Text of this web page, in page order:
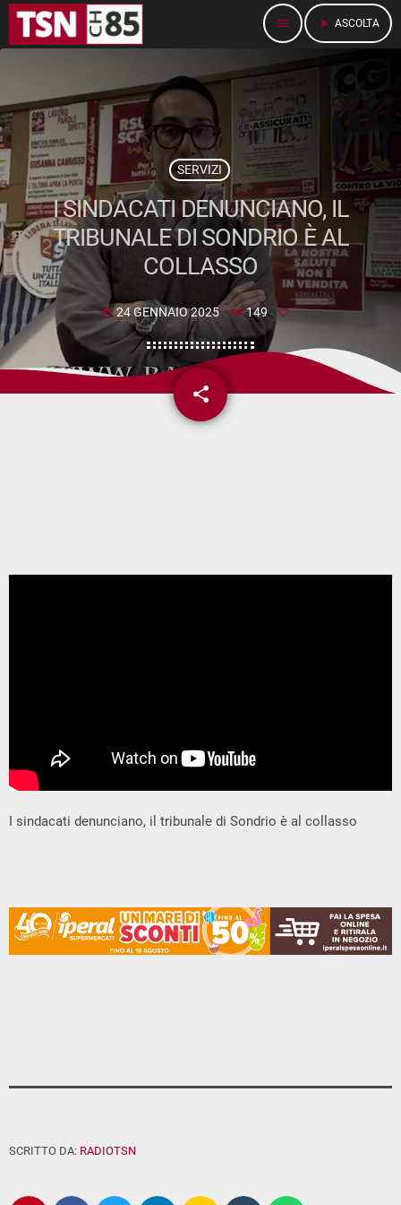
menu play_arrow ASCOLTA
SERVIZI
I SINDACATI DENUNCIANO, IL
TRIBUNALE DI SONDRIO È AL
COLLASSO
today 24 GENNAIO 2025 149
share
email
I sindacati denunciano, il tribunale di Sondrio è al collasso
SCRITTO DA: RADIOTSN